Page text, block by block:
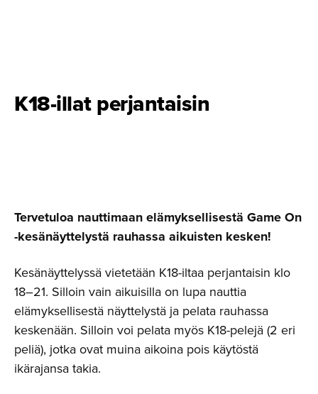
K18-illat perjantaisin
Tervetuloa nauttimaan elämyksellisestä Game On
-kesänäyttelystä rauhassa aikuisten kesken!
Kesänäyttelyssä vietetään K18-iltaa perjantaisin klo
18–21. Silloin vain aikuisilla on lupa nauttia
elämyksellisestä näyttelystä ja pelata rauhassa
keskenään. Silloin voi pelata myös K18-pelejä (2 eri
peliä), jotka ovat muina aikoina pois käytöstä
ikärajansa takia.